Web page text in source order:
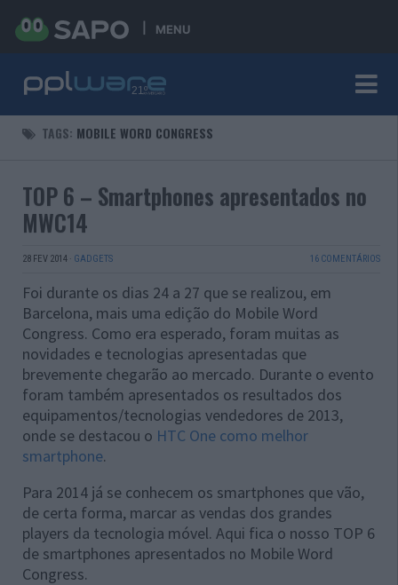
MENU
TAGS: MOBILE WORD CONGRESS
TOP 6 – Smartphones apresentados no
MWC14
28 FEV 2014 · GADGETS 16 COMENTÁRIOS
Foi durante os dias 24 a 27 que se realizou, em
Barcelona, mais uma edição do Mobile Word
Congress. Como era esperado, foram muitas as
novidades e tecnologias apresentadas que
brevemente chegarão ao mercado. Durante o evento
foram também apresentados os resultados dos
equipamentos/tecnologias vendedores de 2013,
onde se destacou o HTC One como melhor
smartphone.
Para 2014 já se conhecem os smartphones que vão,
de certa forma, marcar as vendas dos grandes
players da tecnologia móvel. Aqui fica o nosso TOP 6
de smartphones apresentados no Mobile Word
Congress.